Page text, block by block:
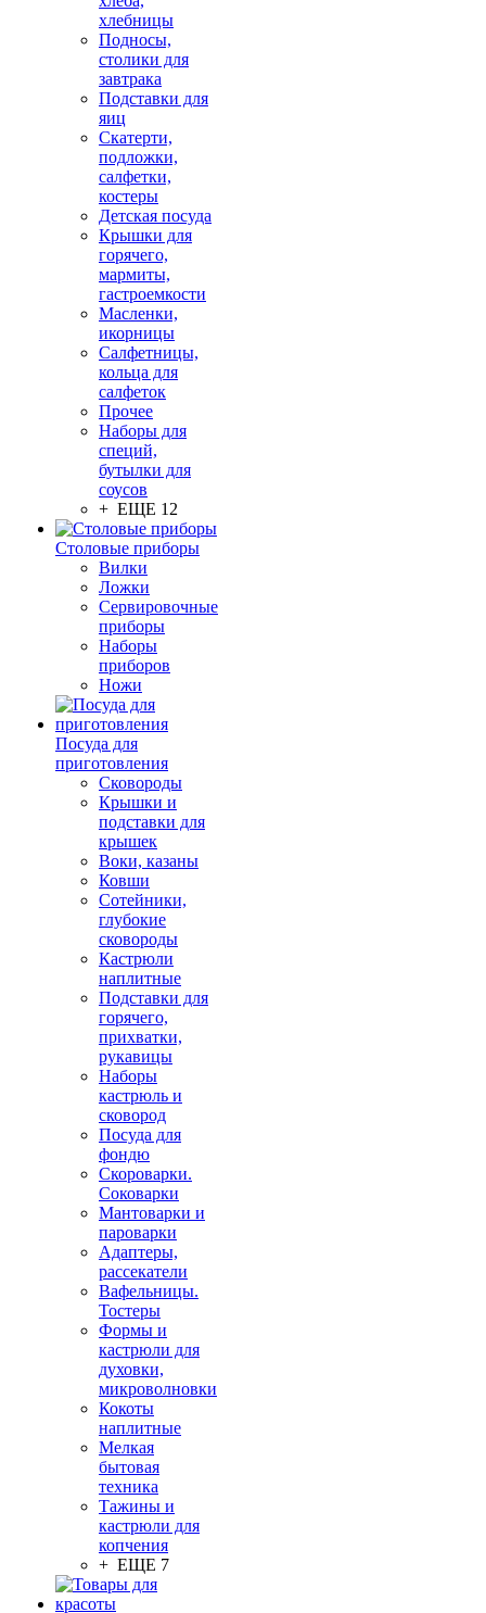
хлебницы
Подносы,
столики для
завтрака
Подставки для
яиц
Скатерти,
подложки,
салфетки,
костеры
Детская посуда
Крышки для
горячего,
мармиты,
гастроемкости
Масленки,
икорницы
Салфетницы,
кольца для
салфеток
Прочее
Наборы для
специй,
бутылки для
соусов
+ ЕЩЕ 12
Столовые приборы
Вилки
Ложки
Сервировочные
приборы
Наборы
приборов
Ножи
Посуда для
приготовления
Сковороды
Крышки и
подставки для
крышек
Воки, казаны
Ковши
Сотейники,
глубокие
сковороды
Кастрюли
наплитные
Подставки для
горячего,
прихватки,
рукавицы
Наборы
кастрюль и
сковород
Посуда для
фондю
Скороварки.
Соковарки
Мантоварки и
пароварки
Адаптеры,
рассекатели
Вафельницы.
Тостеры
Формы и
кастрюли для
духовки,
микроволновки
Кокоты
наплитные
Мелкая
бытовая
техника
Тажины и
кастрюли для
копчения
+ ЕЩЕ 7